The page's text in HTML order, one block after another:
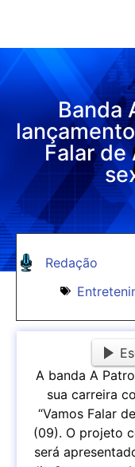
Banda
Falar de
Redação
A banda A
sua carreira
“Vamos Falar
(09). O projeto
será